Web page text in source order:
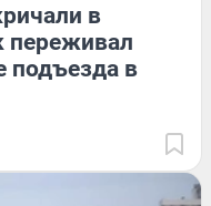
в
переживал
подъезда в